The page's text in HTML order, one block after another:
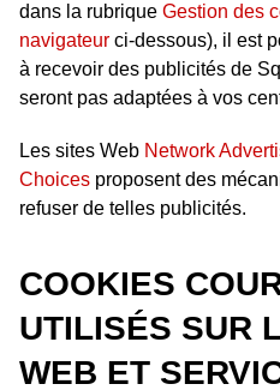
dans la rubrique Gestion des
navigateur ci-dessous), il est
à recevoir des publicités de
seront pas adaptées à vos
Les sites Web Network
Choices proposent des
refuser de telles publicités.
COOKIES
UTILISÉS SUR
WEB ET